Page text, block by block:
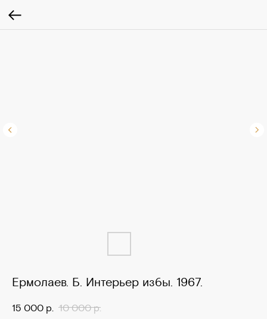
Ермолаев. Б. Интерьер избы. 1967.
15 000 р. 10 000 р.